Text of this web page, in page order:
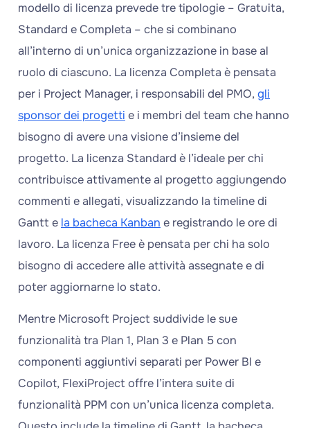
modello di licenza prevede tre tipologie – Gratuita,
Standard e Completa – che si combinano
all’interno di un’unica organizzazione in base al
ruolo di ciascuno. La licenza Completa è pensata
per i Project Manager, i responsabili del PMO,gli
sponsor dei progetti e i membri del team che hanno
bisogno di avere una visione d’insieme del
progetto. La licenza Standard è l’ideale per chi
contribuisce attivamente al progetto aggiungendo
commenti e allegati, visualizzando la timeline di
Gantt e la bacheca Kanban e registrando le ore di
lavoro. La licenza Free è pensata per chi ha solo
bisogno di accedere alle attività assegnate e di
poter aggiornarne lo stato.
Mentre Microsoft Project suddivide le sue
funzionalità tra Plan 1, Plan 3 e Plan 5 con
componenti aggiuntivi separati per Power BI e
Copilot, FlexiProject offre l’intera suite di
funzionalità PPM con un’unica licenza completa.